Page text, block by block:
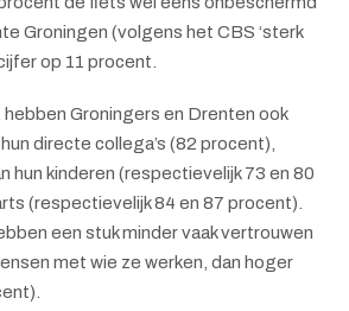
Groningen (volgens het CBS ‘sterk
op 11 procent.
hebben Groningers en Drenten ook
directe collega’s (82 procent),
hun kinderen (respectievelijk 73 en 80
(respectievelijk 84 en 87 procent).
een stuk minder vaak vertrouwen
met wie ze werken, dan hoger